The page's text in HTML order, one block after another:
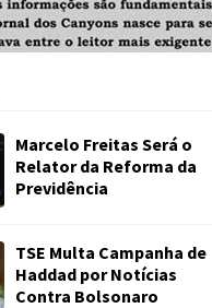
Marcelo Freitas Será o
Relator da Reforma da
Previdência
TSE Multa Campanha de
Haddad por Notícias
Contra Bolsonaro